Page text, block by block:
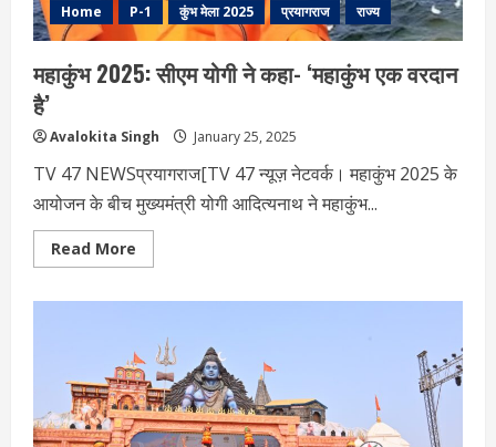
Home P-1 कुंभ मेला 2025 प्रयागराज राज्य
महाकुंभ 2025: सीएम योगी ने कहा- ‘महाकुंभ एक वरदान
है’
Avalokita Singh January 25, 2025
TV 47 NEWSप्रयागराज[TV 47 न्यूज़ नेटवर्क। महाकुंभ 2025 के
आयोजन के बीच मुख्यमंत्री योगी आदित्यनाथ ने महाकुंभ...
Read More
more
ने
कहा-
‘महाकुंभ
एक
वरदान
है’